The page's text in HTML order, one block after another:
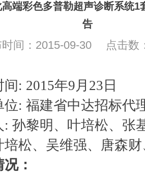
端彩色多普勒超声诊断系统1
告
时间：2015-09-30 点击数
: 2015年9月23日
位: 福建省中达招标代
: 孙黎明、叶培松、张
培松、吴维强、唐森
：